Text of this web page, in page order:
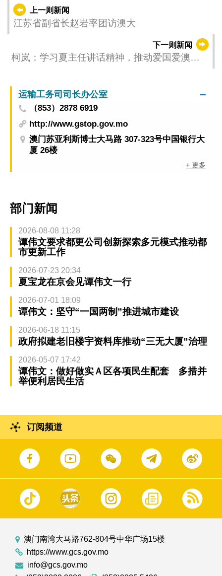
上一则新闻
江苏省副省长赵岩率团访澳大
下一则新闻
柯岚：学习夏主任讲话精神，推动爱国爱澳教
运输工务司司长办公室
（853）2878 6919
http://www.gstop.gov.mo
澳门苏亚利斯博士大马路 307-323号中国银行大
厦 26楼
+ 更多
部门新闻
2026-08-08 11:28
谭伟文要求都更公司创新探索多元模式推动都
市更新工作
2026-07-23 20:34
夏宝龙在京会见谭伟文一行
2026-07-01 18:09
谭伟文：坚守“一国两制”推进城市建设
2026-06-18 11:15
政府拟建老旧楼宇资料库推动“三无大厦”治理
2026-05-07 17:42
谭伟文：做好做实Ａ区各项民生配套 多措并
举便利居民生活
订阅频道
澳门南湾大马路762-804号中华广场15楼
https://www.gcs.gov.mo
info@gcs.gov.mo